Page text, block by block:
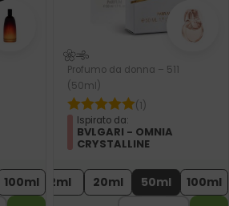
100ml
Profumo da donna – 511
(50ml)
(1)
Ispirato da:
BVLGARI - OMNIA
CRYSTALLINE
2ml 20ml 50ml 100ml